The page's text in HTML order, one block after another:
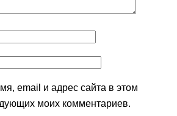
email и адрес сайта в этом
моих комментариев.